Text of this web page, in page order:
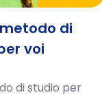
di
voi
di studio per